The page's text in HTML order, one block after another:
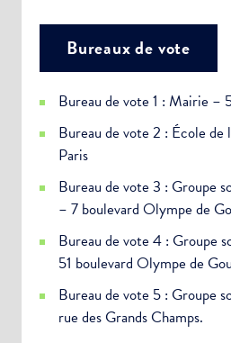
Bureaux de vote
Bureau de vote 1 : Mairie –
Bureau de vote 2 : École de
Paris
Bureau de vote 3 : Groupe
– 7 boulevard Olympe de
Bureau de vote 4 : Groupe
51 boulevard Olympe de
Bureau de vote 5 : Groupe
rue des Grands Champs.